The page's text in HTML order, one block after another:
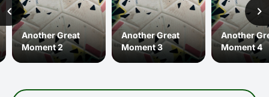
Another Great
Moment 2
Another Great
Moment 3
Another
Moment 4